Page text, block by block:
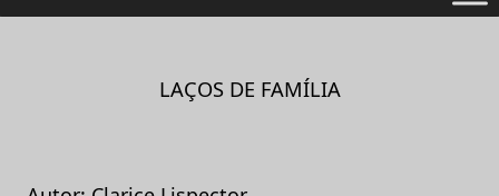
LAÇOS DE FAMÍLIA